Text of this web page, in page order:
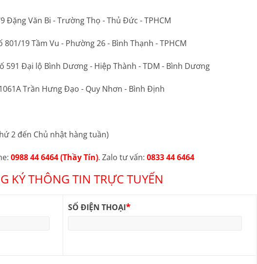
Đặng Văn Bi - Trường Thọ - Thủ Đức - TPHCM
801/19 Tầm Vu - Phường 26 - Bình Thạnh - TPHCM
591 Đại lộ Bình Dương - Hiệp Thành - TDM - Bình Dương
Trần Hưng Đạo - Quy Nhơn - Bình Định
2 đến Chủ nhật hàng tuần)
0988 44 6464 (Thầy Tín). Zalo tư vấn: 0833 44 6464
KÝ THÔNG TIN TRỰC TUYẾN
SỐ ĐIỆN THOẠI*